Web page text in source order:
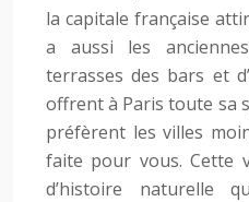
la capitale française
a aussi les
terrasses des bars et
offrent à Paris toute sa
préfèrent les villes
faite pour vous. Cette
d’histoire naturelle